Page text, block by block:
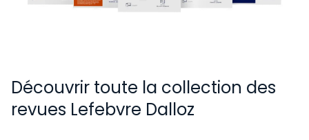
Découvrir toute la collection des
revues Lefebvre Dalloz